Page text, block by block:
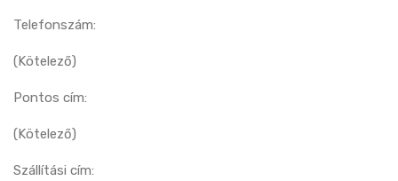
Telefonszám:
(Kötelező)
Pontos cím:
(Kötelező)
Szállítási cím: